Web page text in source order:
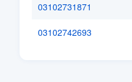
03102731871
03102742693